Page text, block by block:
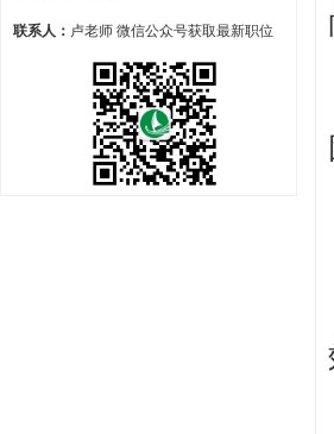
联系人： 卢老师 微信公众号获取最新职位